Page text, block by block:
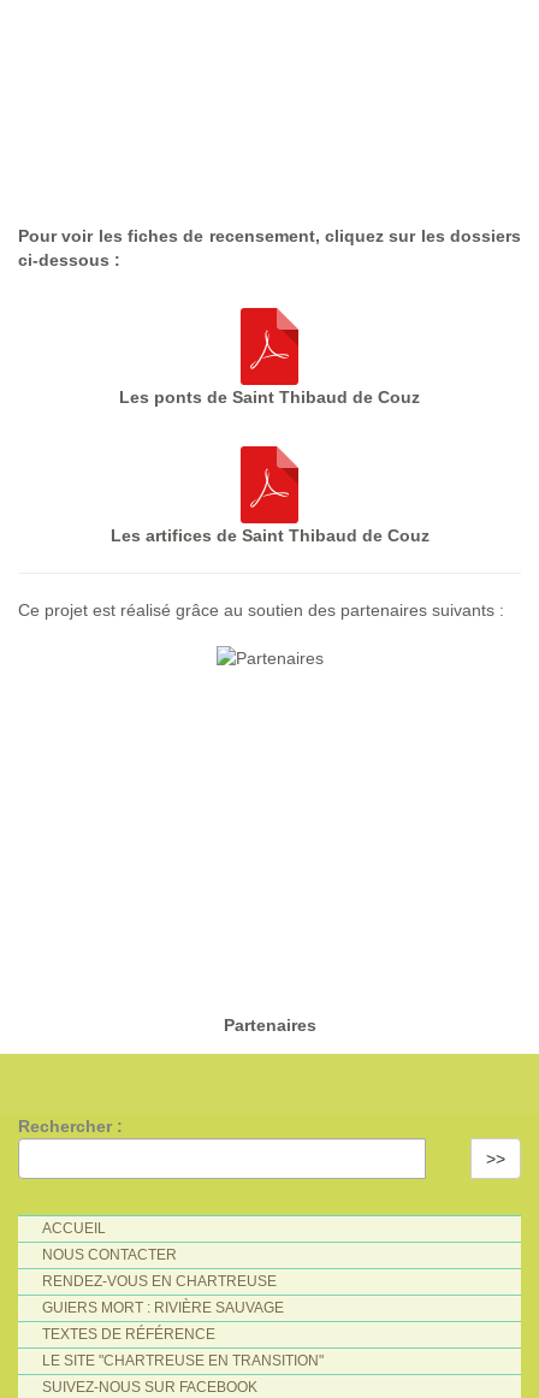
Pour voir les fiches de recensement, cliquez sur les dossiers
ci-dessous :
Les ponts de Saint Thibaud de Couz
Les artifices de Saint Thibaud de Couz
Ce projet est réalisé grâce au soutien des partenaires suivants :
Partenaires
Rechercher :
>>
ACCUEIL
NOUS CONTACTER
RENDEZ-VOUS EN CHARTREUSE
GUIERS MORT : RIVIÈRE SAUVAGE
TEXTES DE RÉFÉRENCE
LE SITE "CHARTREUSE EN TRANSITION"
SUIVEZ-NOUS SUR FACEBOOK